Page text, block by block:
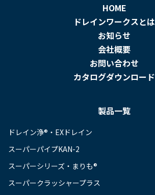
HOME
ドレインワークスとは
お知らせ
会社概要
お問い合わせ
カタログダウンロード
製品一覧
ドレイン浄®・EXドレイン
スーパーパイプKAN-2
スーパーシリーズ・まりも®
スーパークラッシャープラス